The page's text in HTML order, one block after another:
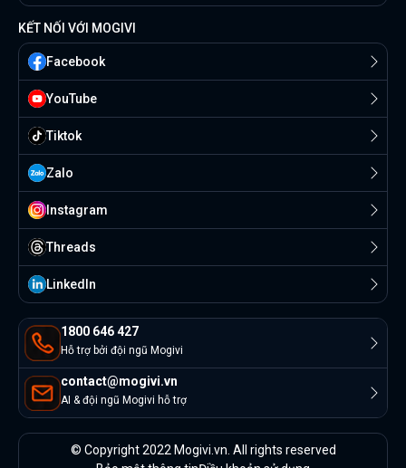
1800 646 427
Hỗ trợ bởi đội ngũ Mogivi
contact@mogivi.vn
AI & đội ngũ Mogivi hỗ trợ
KẾT NỐI VỚI MOGIVI
Facebook
YouTube
Tiktok
Zalo
Instagram
Threads
Linkedln
© Copyright 2022 Mogivi.vn. All rights reserved